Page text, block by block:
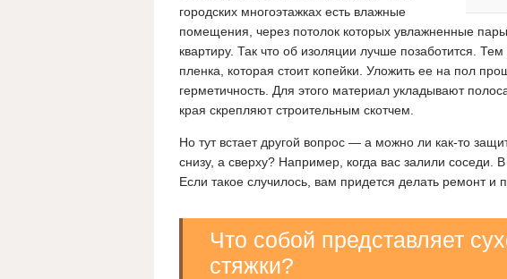
городских многоэтажках есть влажные
помещения, через потолок которых увлажненные
квартиру. Так что об изоляции лучше позаботится.
пленка, которая стоит копейки. Уложить ее на пол
герметичность. Для этого материал укладывают
края скрепляют строительным скотчем.
Но тут встает другой вопрос — а можно ли как-то
снизу, а сверху? Например, когда вас залили соседи.
Если такое случилось, вам придется делать ремонт и
Что собой представляет
стяжки?